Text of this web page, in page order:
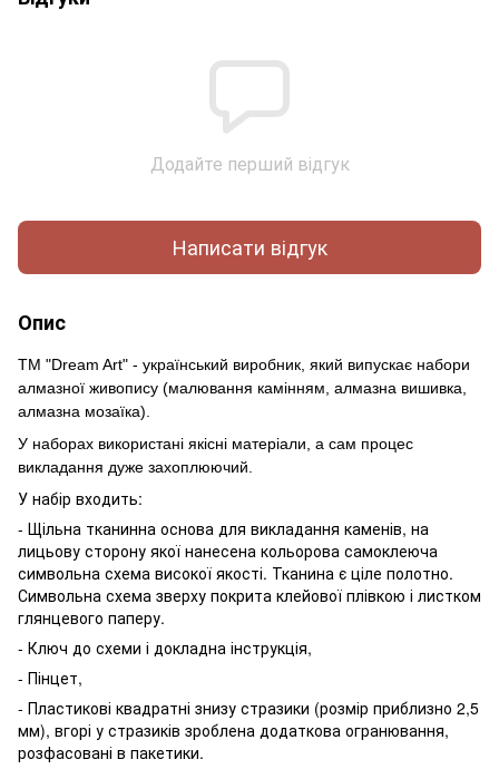
Додайте перший відгук
Написати відгук
Опис
ТМ "Dream Art" - український виробник, який випускає набори
алмазної живопису (малювання камінням, алмазна вишивка,
алмазна мозаїка).
У наборах використані якісні матеріали, а сам процес
викладання дуже захоплюючий.
У набір входить:
- Щільна тканинна основа для викладання каменів, на
лицьову сторону якої нанесена кольорова самоклеюча
символьна схема високої якості. Тканина є ціле полотно.
Символьна схема зверху покрита клейової плівкою і листком
глянцевого паперу.
- Ключ до схеми і докладна інструкція,
- Пінцет,
- Пластикові квадратні знизу стразики (розмір приблизно 2,5
мм), вгорі у стразиків зроблена додаткова огранювання,
розфасовані в пакетики.